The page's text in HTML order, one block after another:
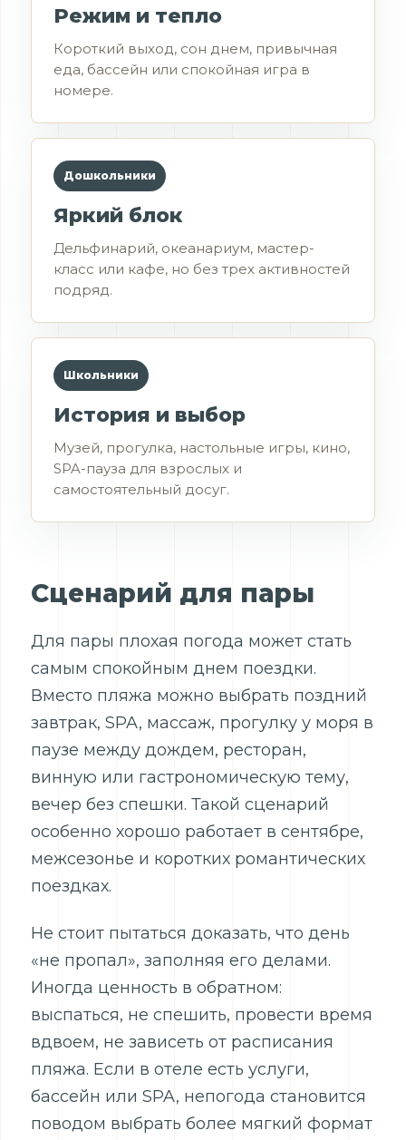
Режим и тепло
Короткий выход, сон днем, привычная
еда, бассейн или спокойная игра в
номере.
Дошкольники
Яркий блок
Дельфинарий, океанариум, мастер-
класс или кафе, но без трех активностей
подряд.
Школьники
История и выбор
Музей, прогулка, настольные игры, кино,
SPA-пауза для взрослых и
самостоятельный досуг.
Сценарий для пары
Для пары плохая погода может стать
самым спокойным днем поездки.
Вместо пляжа можно выбрать поздний
завтрак, SPA, массаж, прогулку у моря в
паузе между дождем, ресторан,
винную или гастрономическую тему,
вечер без спешки. Такой сценарий
особенно хорошо работает в сентябре,
межсезонье и коротких романтических
поездках.
Не стоит пытаться доказать, что день
«не пропал», заполняя его делами.
Иногда ценность в обратном:
выспаться, не спешить, провести время
вдвоем, не зависеть от расписания
пляжа. Если в отеле есть услуги,
бассейн или SPA, непогода становится
поводом выбрать более мягкий формат